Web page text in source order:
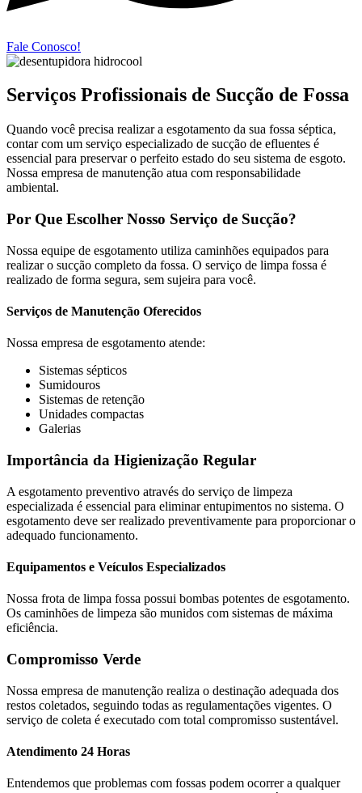
Fale Conosco!
Serviços Profissionais de Sucção de Fossa
Quando você precisa realizar a esgotamento da sua fossa séptica,
contar com um serviço especializado de sucção de efluentes é
essencial para preservar o perfeito estado do seu sistema de esgoto.
Nossa empresa de manutenção atua com responsabilidade
ambiental.
Por Que Escolher Nosso Serviço de Sucção?
Nossa equipe de esgotamento utiliza caminhões equipados para
realizar o sucção completo da fossa. O serviço de limpa fossa é
realizado de forma segura, sem sujeira para você.
Serviços de Manutenção Oferecidos
Nossa empresa de esgotamento atende:
Sistemas sépticos
Sumidouros
Sistemas de retenção
Unidades compactas
Galerias
Importância da Higienização Regular
A esgotamento preventivo através do serviço de limpeza
especializada é essencial para eliminar entupimentos no sistema. O
esgotamento deve ser realizado preventivamente para proporcionar o
adequado funcionamento.
Equipamentos e Veículos Especializados
Nossa frota de limpa fossa possui bombas potentes de esgotamento.
Os caminhões de limpeza são munidos com sistemas de máxima
eficiência.
Compromisso Verde
Nossa empresa de manutenção realiza o destinação adequada dos
restos coletados, seguindo todas as regulamentações vigentes. O
serviço de coleta é executado com total compromisso sustentável.
Atendimento 24 Horas
Entendemos que problemas com fossas podem ocorrer a qualquer